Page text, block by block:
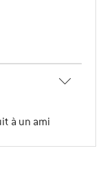
à un ami